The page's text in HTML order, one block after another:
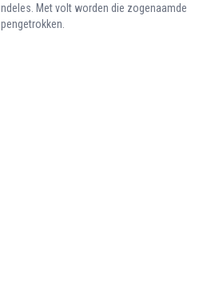
Met volt worden die zogenaamde